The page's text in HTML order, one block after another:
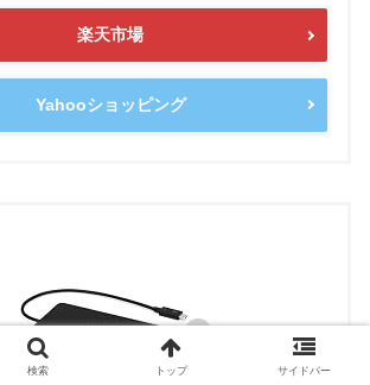
楽天市場
Yahooショッピング
検索 トップ サイドバー